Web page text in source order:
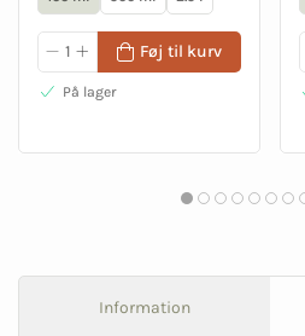
Føj til kurv
På lager
Information